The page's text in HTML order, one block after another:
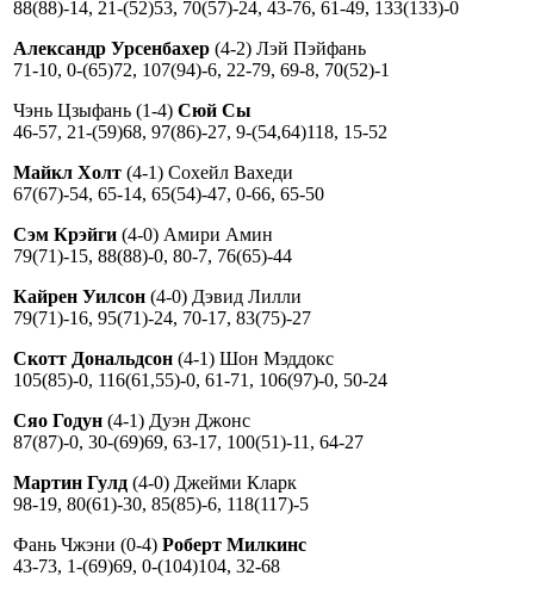
88(88)-14, 21-(52)53, 70(57)-24, 43-76, 61-49, 133(133)-0
Александр Урсенбахер (4-2) Лэй Пэйфань
71-10, 0-(65)72, 107(94)-6, 22-79, 69-8, 70(52)-1
Чэнь Цзыфань (1-4) Сюй Сы
46-57, 21-(59)68, 97(86)-27, 9-(54,64)118, 15-52
Майкл Холт (4-1) Сохейл Вахеди
67(67)-54, 65-14, 65(54)-47, 0-66, 65-50
Сэм Крэйги (4-0) Амири Амин
79(71)-15, 88(88)-0, 80-7, 76(65)-44
Кайрен Уилсон (4-0) Дэвид Лилли
79(71)-16, 95(71)-24, 70-17, 83(75)-27
Скотт Дональдсон (4-1) Шон Мэддокс
105(85)-0, 116(61,55)-0, 61-71, 106(97)-0, 50-24
Сяо Годун (4-1) Дуэн Джонс
87(87)-0, 30-(69)69, 63-17, 100(51)-11, 64-27
Мартин Гулд (4-0) Джейми Кларк
98-19, 80(61)-30, 85(85)-6, 118(117)-5
Фань Чжэни (0-4) Роберт Милкинс
43-73, 1-(69)69, 0-(104)104, 32-68